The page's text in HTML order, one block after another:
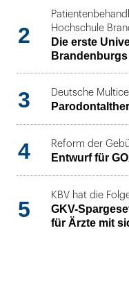
2
Hochschule
Die erste
3 Deutsche
4 Reform der
Entwurf für
5
KBV hat die
GKV-
für Ärzte mit